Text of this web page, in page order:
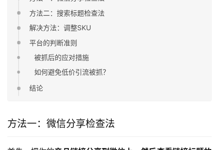
方法二：搜索标题检查法
解决方法：调整SKU
平台的判断准则
被抓后的应对措施
如何避免低价引流被抓？
结论
方法一：微信分享检查法